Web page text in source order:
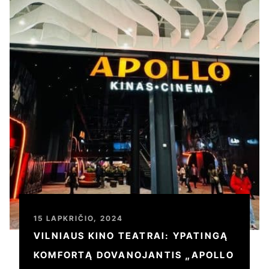
15 LAPKRIČIO, 2024
VILNIAUS KINO TEATRAI: YPATINGĄ
KOMFORTĄ DOVANOJANTIS „APOLLO